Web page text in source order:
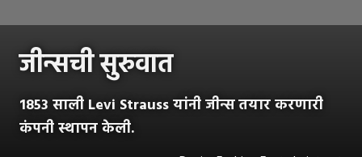
जीन्सची सुरुवात
1853 साली Levi Strauss यांनी जीन्स तयार करणारी
कंपनी स्थापन केली.